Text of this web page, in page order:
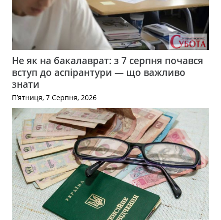
Не як на бакалаврат: з 7 серпня почався
вступ до аспірантури — що важливо
знати
П’ятниця, 7 Серпня, 2026